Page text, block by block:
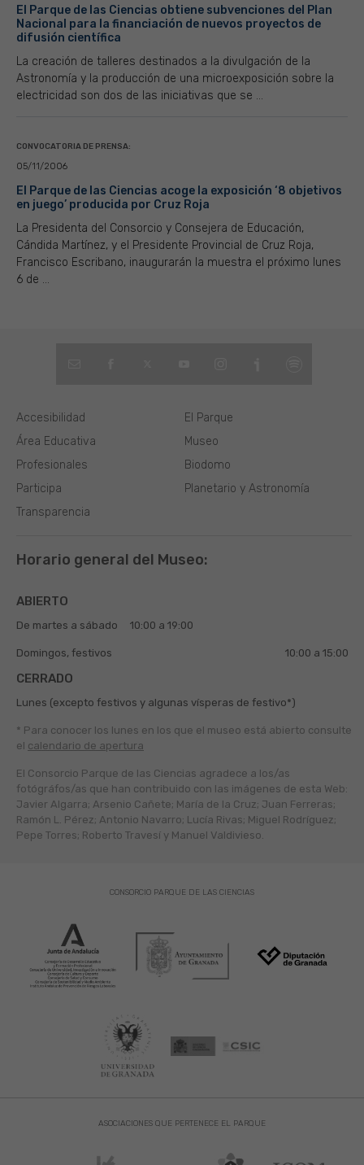
El Parque de las Ciencias obtiene subvenciones del Plan
Nacional para la financiación de nuevos proyectos de
difusión científica
La creación de talleres destinados a la divulgación de la
Astronomía y la producción de una microexposición sobre la
electricidad son dos de las iniciativas que se ...
CONVOCATORIA DE PRENSA:
05/11/2006
El Parque de las Ciencias acoge la exposición ‘8 objetivos
en juego’ producida por Cruz Roja
La Presidenta del Consorcio y Consejera de Educación,
Cándida Martínez, y el Presidente Provincial de Cruz Roja,
Francisco Escribano, inaugurarán la muestra el próximo lunes
6 de ...
El Parque
Museo
Biodomo
Planetario y Astronomía
Área Educativa
Profesionales
Participa
Transparencia
Accesibilidad
Horario general del Museo:
ABIERTO
De martes a sábado 10:00 a 19:00
Domingos, festivos 10:00 a 15:00
CERRADO
Lunes (excepto festivos y algunas vísperas de festivo*)
* Para conocer los lunes en los que el museo está abierto consulte
el calendario de apertura
El Consorcio Parque de las Ciencias agradece a los/as
fotógráfos/as que han contribuido con las imágenes de esta Web:
Javier Algarra; Arsenio Cañete; María de la Cruz; Juan Ferreras;
Ramón L. Pérez; Antonio Navarro; Lucía Rivas; Miguel Rodríguez;
Pepe Torres; Roberto Travesí y Manuel Valdivieso.
ASOCIACIONES QUE PERTENECE EL PARQUE
CONSORCIO PARQUE DE LAS CIENCIAS